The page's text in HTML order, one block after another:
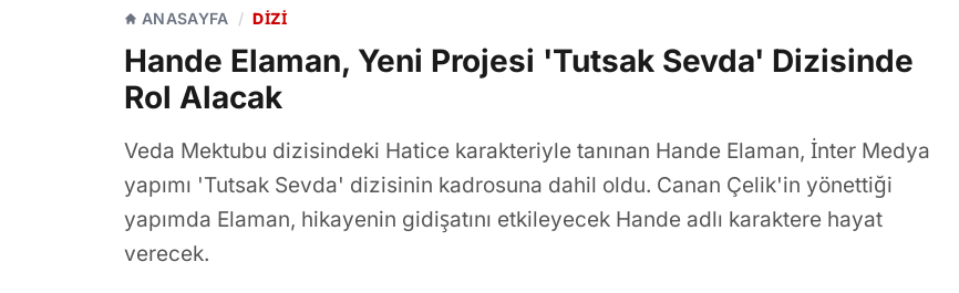
ANASAYFA / DIZI
Hande Elaman, Yeni Projesi 'Tutsak Sevda' Dizisinde
Rol Alacak
Veda Mektubu dizisindeki Hatice karakteriyle tanınan Hande Elaman, İnter Medya
yapımı 'Tutsak Sevda' dizisinin kadrosuna dahil oldu. Canan Çelik'in yönettiği
yapımda Elaman, hikayenin gidişatını etkileyecek Hande adlı karaktere hayat
verecek.